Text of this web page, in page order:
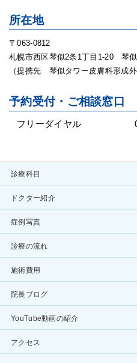
所在地
〒063-0812
札幌市西区琴似2条1丁目1-20 琴
（提携先 琴似タワー皮膚科形成外
予約受付・ご相談窓口
フリーダイヤル
診療科目
ドクター紹介
症例写真
診療の流れ
施術費用
院長ブログ
YouTube動画の紹介
アクセス